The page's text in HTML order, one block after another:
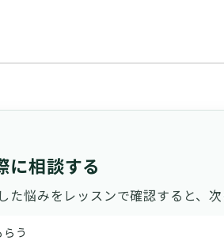
に相談する
悩みをレッスンで確認すると、次
う